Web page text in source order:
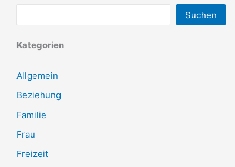
Suchen
Kategorien
Allgemein
Beziehung
Familie
Frau
Freizeit